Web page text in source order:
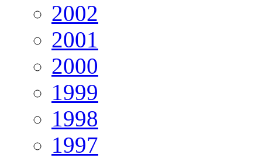
2002
2001
2000
1999
1998
1997